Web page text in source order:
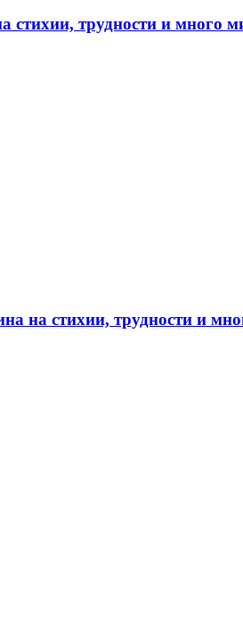
трудности и много
на стихии, трудности и